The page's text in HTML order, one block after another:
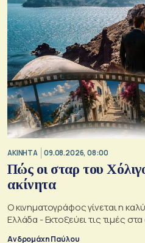
ΑΚΙΝΗΤΑ 09.08.2026, 08:00
Πώς οι σταρ του
ακίνητα
Ο κινηματογράφος γίνεται η
Ελλάδα - Εκτοξεύει τις τιμές
Ανδρομάχη Παύλου